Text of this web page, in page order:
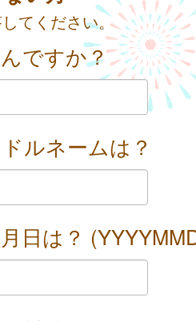
てください。
ですか？
ルネームは？
日は？